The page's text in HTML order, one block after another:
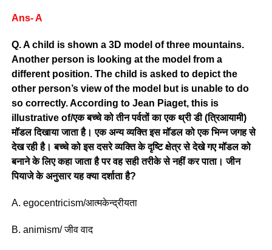
Ans- A
Q. A child is shown a 3D model of three mountains.
Another person is looking at the model from a
different position. The child is asked to depict the
other person’s view of the model but is unable to do
so correctly. According to Jean Piaget, this is
illustrative of/एक बच्चे को तीन पर्वतों का एक थ्री डी (त्रिआयामी)
मॉडल दिखाया जाता है। एक अन्य व्यक्ति इस मॉडल को एक भिन्न जगह से
देख रही है। बच्चे को इस दसरे व्यक्ति के दृष्टि क्षेत्र से देखे गए मॉडल को
बनाने के लिए कहा जाता है पर वह सही तरीके से नहीं कर पाता। जीन
पियाजे के अनुसार यह क्या दर्शाता है?
A. egocentricism/आत्मकेन्द्रीयता
B. animism/ जीव वाद